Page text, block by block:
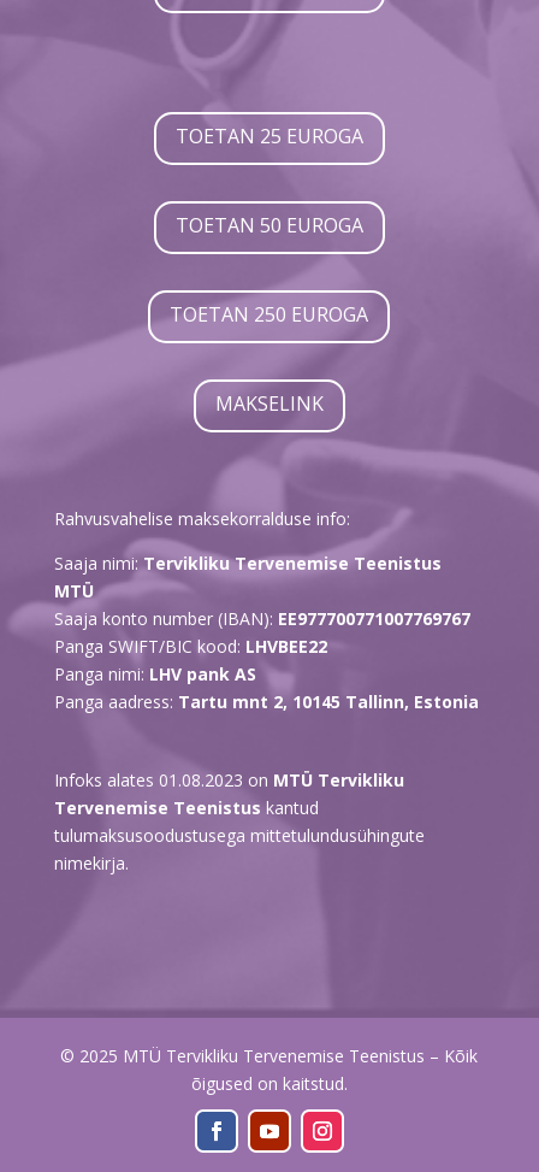
TOETAN 25 EUROGA
TOETAN 50 EUROGA
TOETAN 250 EUROGA
MAKSELINK
Rahvusvahelise maksekorralduse info:
Saaja nimi: Tervikliku Tervenemise Teenistus
MTÜ
Saaja konto number (IBAN): EE977700771007769767
Panga SWIFT/BIC kood: LHVBEE22
Panga nimi: LHV pank AS
Panga aadress: Tartu mnt 2, 10145 Tallinn, Estonia
Infoks alates 01.08.2023 on MTÜ Tervikliku
Tervenemise Teenistus kantud
tulumaksusoodustusega mittetulundusühingute
nimekirja.
© 2025 MTÜ Tervikliku Tervenemise Teenistus – Kõik
õigused on kaitstud.